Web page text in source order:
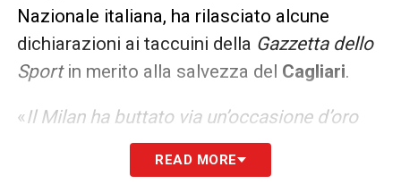
Nazionale italiana, ha rilasciato alcune
dichiarazioni ai taccuini della Gazzetta dello
Sportin merito alla salvezza del Cagliari.
«Il Milan ha buttato via un’occasione d’oro
contro il Cagliari? Niente che non rientri nella
logica delle cose. Cioè? Il Milan è una
READ MORE